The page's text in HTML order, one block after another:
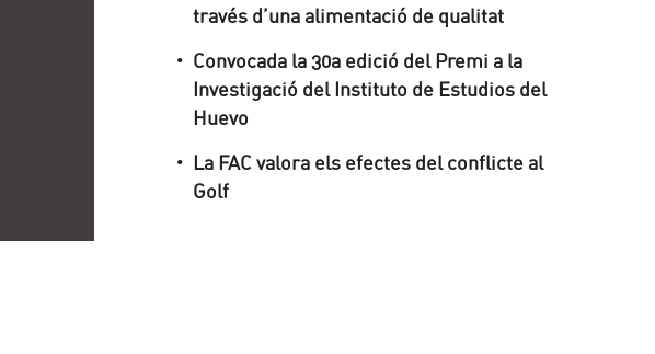
través d’una alimentació de qualitat
Convocada la 30a edició del Premi a la
Investigació del Instituto de Estudios del
Huevo
La FAC valora els efectes del conflicte al
Golf